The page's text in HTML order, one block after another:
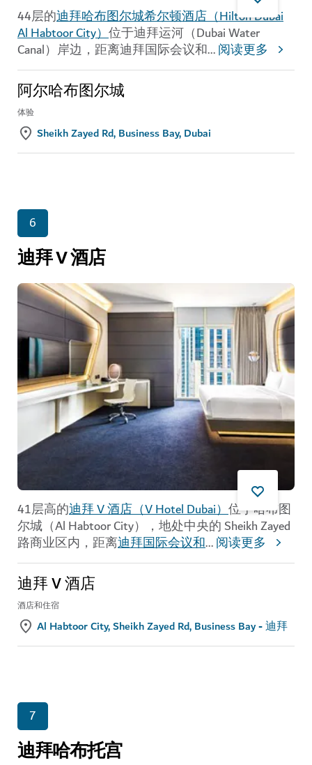
44层的迪拜哈布图尔城希尔顿酒店（Hilton Dubai
Al Habtoor City）位于迪拜运河（Dubai Water
Canal）岸边，距离迪拜国际会议和...阅读更多
阿尔哈布图尔城
体验
Sheikh Zayed Rd, Business Bay, Dubai
6
迪拜 V 酒店
41层高的迪拜 V 酒店（V Hotel Dubai）位于哈布图
尔城（Al Habtoor City），地处中央的 Sheikh Zayed
路商业区内，距离迪拜国际会议和...阅读更多
迪拜 V 酒店
酒店和住宿
Al Habtoor City, Sheikh Zayed Rd, Business Bay - 迪拜
7
迪拜哈布托宫